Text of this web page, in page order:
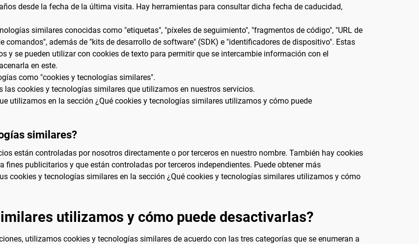
desde la fecha de la última visita. Hay herramientas para consultar dicha fecha de caducidad,
similares conocidas como "etiquetas", "píxeles de seguimiento", "fragmentos de código", "URL de
comandos", además de "kits de desarrollo de software" (SDK) e "identificadores de dispositivo". Estas
y se pueden utilizar con cookies de texto para permitir que se intercambie información con el
en este.
como "cookies y tecnologías similares".
cookies y tecnologías similares que utilizamos en nuestros servicios.
utilizamos en la sección ¿Qué cookies y tecnologías similares utilizamos y cómo puede
similares?
están controladas por nosotros directamente o por terceros en nuestro nombre. También hay cookies
publicitarios y que están controladas por terceros independientes. Puede obtener más
cookies y tecnologías similares en la sección ¿Qué cookies y tecnologías similares utilizamos y cómo
utilizamos y cómo puede desactivarlas?
utilizamos cookies y tecnologías similares de acuerdo con las tres categorías que se enumeran a